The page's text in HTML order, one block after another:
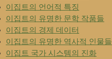
이집트의 언어적 특징
이집트의 유명한 문학 작품들
이집트의 경제 데이터
이집트의 유명한 역사적 인물들
이집트 국가 시스템의 진화